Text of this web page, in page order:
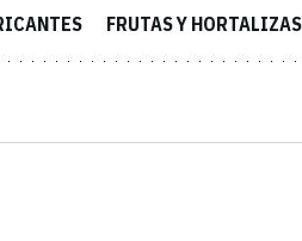
FRUTAS Y HORTALIZAS